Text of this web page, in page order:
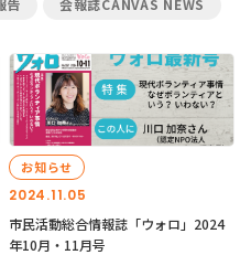
告 会報誌CANVAS NEWS
2024.11.05
お知らせ
市民活動総合情報誌「ウォロ」2024
年10月・11月号